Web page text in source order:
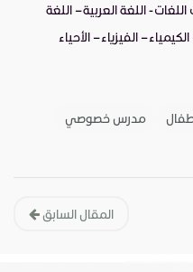
- اللغة العربية – اللغة
– الفيزياء – الأحياء
مدرس خصوصي
المقال السابق